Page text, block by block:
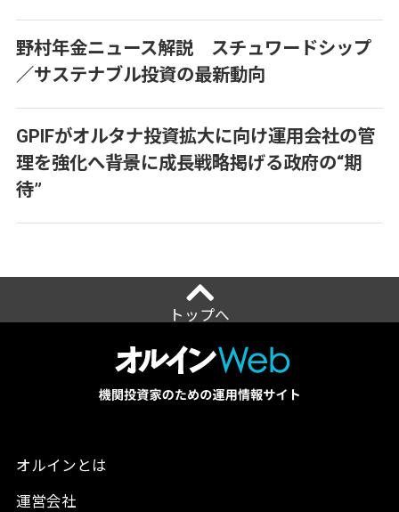
野村年金ニュース解説 スチュワードシップ
／サステナブル投資の最新動向
GPIFがオルタナ投資拡大に向け運用会社の管
理を強化へ――背景に成長戦略掲げる政府の“期
待”
トップへ
オルインとは
運営会社